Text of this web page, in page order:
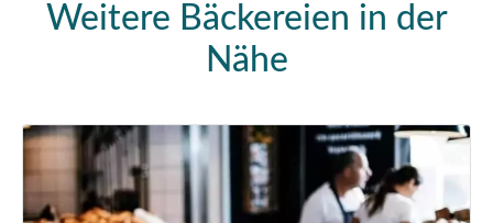
Weitere Bäckereien in der
Nähe